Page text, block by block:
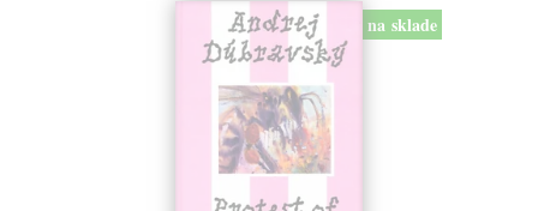
na sklade